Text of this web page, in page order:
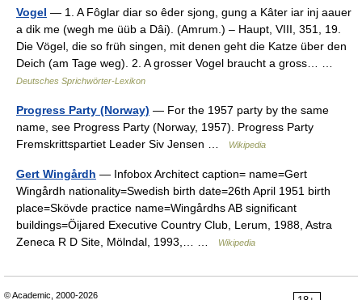
Vogel — 1. A Fôglar diar so êder sjong, gung a Kâter iar inj aauer
a dik me (wegh me üüb a Dâi). (Amrum.) – Haupt, VIII, 351, 19.
Die Vögel, die so früh singen, mit denen geht die Katze über den
Deich (am Tage weg). 2. A grosser Vogel braucht a gross… …
Deutsches Sprichwörter-Lexikon
Progress Party (Norway) — For the 1957 party by the same
name, see Progress Party (Norway, 1957). Progress Party
Fremskrittspartiet Leader Siv Jensen …
Wikipedia
Gert Wingårdh — Infobox Architect caption= name=Gert
Wingårdh nationality=Swedish birth date=26th April 1951 birth
place=Skövde practice name=Wingårdhs AB significant
buildings=Öijared Executive Country Club, Lerum, 1988, Astra
Zeneca R D Site, Mölndal, 1993,… …
Wikipedia
© Academic, 2000-2026